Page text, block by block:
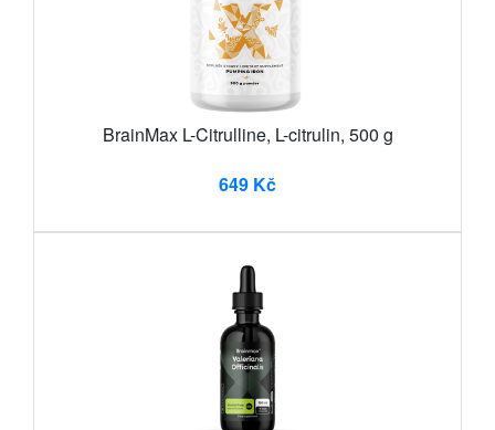
BrainMax L-Citrulline, L-citrulin, 500 g
649 Kč